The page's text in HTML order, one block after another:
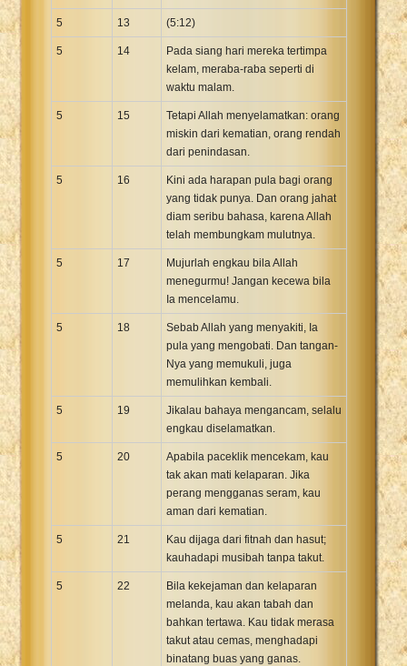
5 13 (5:12)
5 14
Pada siang hari mereka tertimpa
kelam, meraba-raba seperti di
waktu malam.
5 15
Tetapi Allah menyelamatkan: orang
miskin dari kematian, orang rendah
dari penindasan.
5 16
Kini ada harapan pula bagi orang
yang tidak punya. Dan orang jahat
diam seribu bahasa, karena Allah
telah membungkam mulutnya.
5 17
Mujurlah engkau bila Allah
menegurmu! Jangan kecewa bila
Ia mencelamu.
5 18
Sebab Allah yang menyakiti, Ia
pula yang mengobati. Dan tangan-
Nya yang memukuli, juga
memulihkan kembali.
5 19
Jikalau bahaya mengancam, selalu
engkau diselamatkan.
5 20
Apabila paceklik mencekam, kau
tak akan mati kelaparan. Jika
perang mengganas seram, kau
aman dari kematian.
5 21
Kau dijaga dari fitnah dan hasut;
kauhadapi musibah tanpa takut.
5 22
Bila kekejaman dan kelaparan
melanda, kau akan tabah dan
bahkan tertawa. Kau tidak merasa
takut atau cemas, menghadapi
binatang buas yang ganas.